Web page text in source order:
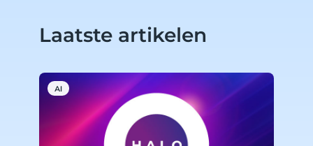
Laatste artikelen
AI